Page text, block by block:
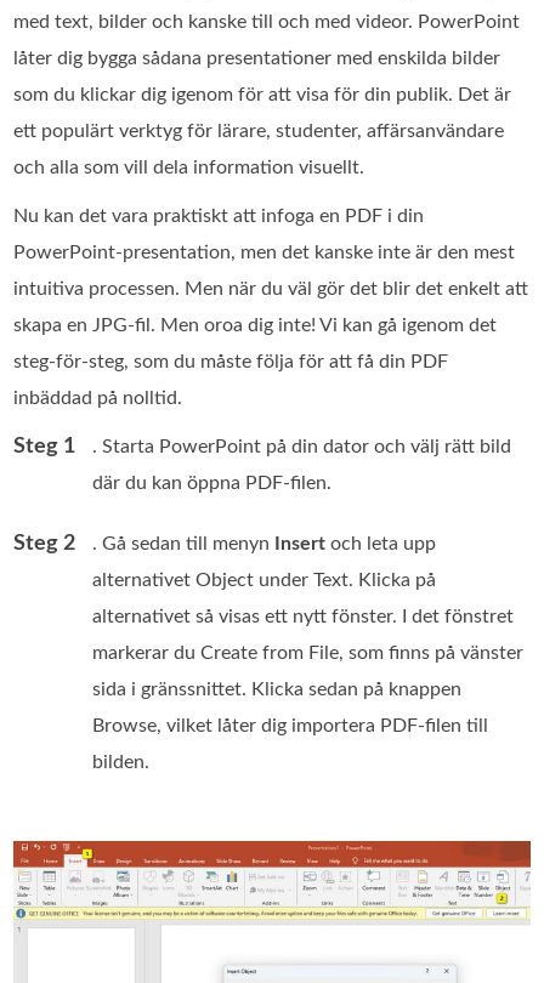
med text, bilder och kanske till och med videor. PowerPoint
låter dig bygga sådana presentationer med enskilda bilder
som du klickar dig igenom för att visa för din publik. Det är
ett populärt verktyg för lärare, studenter, affärsanvändare
och alla som vill dela information visuellt.
Nu kan det vara praktiskt att infoga en PDF i din
PowerPoint-presentation, men det kanske inte är den mest
intuitiva processen. Men när du väl gör det blir det enkelt att
skapa en JPG-fil. Men oroa dig inte! Vi kan gå igenom det
steg-för-steg, som du måste följa för att få din PDF
inbäddad på nolltid.
Steg 1
. Starta PowerPoint på din dator och välj rätt bild
där du kan öppna PDF‑filen.
Steg 2 . Gå sedan till menyn Insert och leta upp
alternativet Object under Text. Klicka på
alternativet så visas ett nytt fönster. I det fönstret
markerar du Create from File, som finns på vänster
sida i gränssnittet. Klicka sedan på knappen
Browse, vilket låter dig importera PDF‑filen till
bilden.